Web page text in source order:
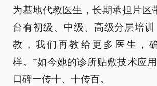
为基地代教医生，长期承担片区
台有初级、中级、高级分层培
教，我们再教给更多医生，
样。”如今她的诊所贴敷技术应用
口碑一传十、十传百。